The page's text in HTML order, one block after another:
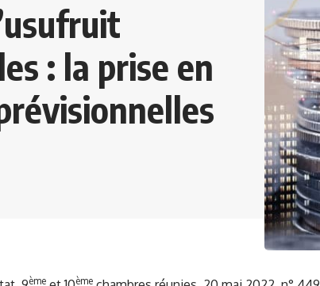
: la prise en
ème ème